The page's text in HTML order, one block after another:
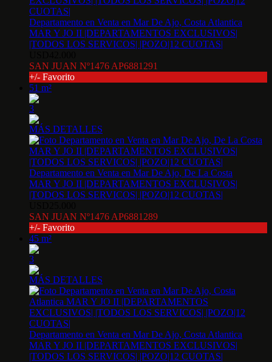
Departamento en Venta en Mar De Ajo, Costa Atlantica
MAR Y JO II |DEPARTAMENTOS EXCLUSIVOS|
|TODOS LOS SERVICOS| |POZO|12 CUOTAS|
SAN JUAN Nº1476 AP6881291
+/- Favorito
51 m²
3
MÁS DETALLES
Departamento en Venta en Mar De Ajo, De La Costa
MAR Y JO II |DEPARTAMENTOS EXCLUSIVOS|
|TODOS LOS SERVICOS| |POZO|12 CUOTAS|
SAN JUAN Nº1476 AP6881289
+/- Favorito
45 m²
3
MÁS DETALLES
Departamento en Venta en Mar De Ajo, Costa Atlantica
MAR Y JO II |DEPARTAMENTOS EXCLUSIVOS|
|TODOS LOS SERVICOS| |POZO|12 CUOTAS|